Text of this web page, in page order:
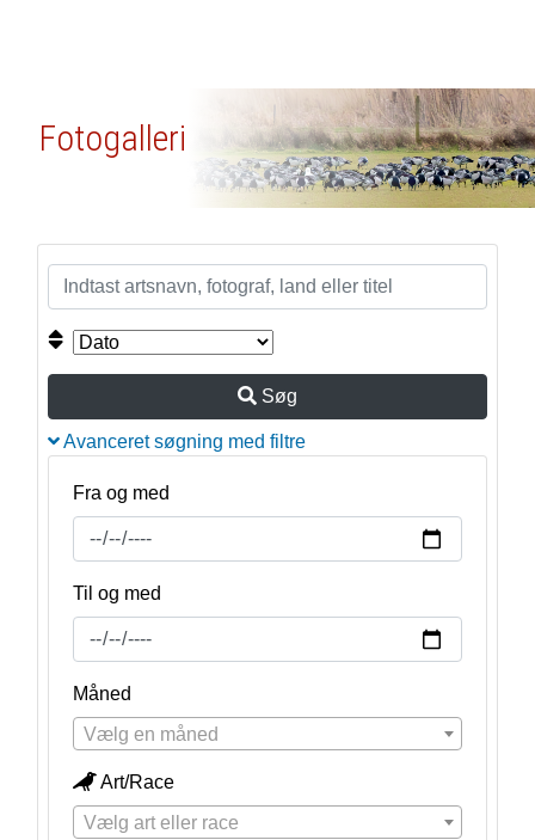
Fotogalleri
Søg
Avanceret søgning med filtre
Fra og med
Til og med
Måned
Vælg en måned
Art/Race
Vælg art eller race